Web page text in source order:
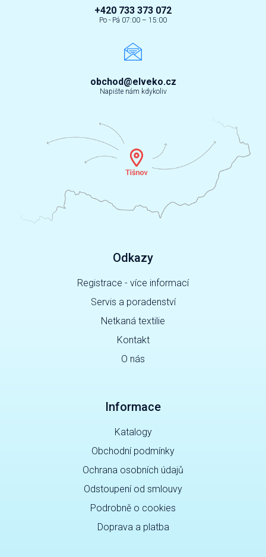
+420 733 373 072
Po - Pá 07:00 – 15:00
obchod@elveko.cz
Napište nám kdykoliv
Odkazy
Registrace - více informací
Servis a poradenství
Netkaná textilie
Kontakt
O nás
Informace
Katalogy
Obchodní podmínky
Ochrana osobních údajů
Odstoupení od smlouvy
Podrobně o cookies
Doprava a platba